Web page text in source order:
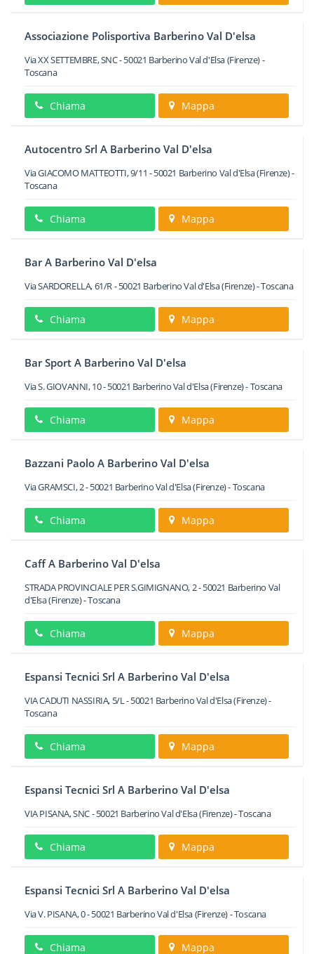
Associazione Polisportiva Barberino Val D'elsa
Via XX SETTEMBRE, SNC-50021 Barberino Val d'Elsa(Firenze) -
Toscana
Chiama Mappa
Autocentro Srl A Barberino Val D'elsa
Via GIACOMO MATTEOTTI, 9/11 -50021 Barberino Val d'Elsa(Firenze) -
Toscana
Chiama Mappa
Bar A Barberino Val D'elsa
Via SARDORELLA, 61/R-50021 Barberino Val d'Elsa(Firenze) -Toscana
Chiama Mappa
Bar Sport A Barberino Val D'elsa
Via S. GIOVANNI, 10-50021 Barberino Val d'Elsa(Firenze) -Toscana
Chiama Mappa
Bazzani Paolo A Barberino Val D'elsa
Via GRAMSCI, 2-50021 Barberino Val d'Elsa(Firenze) -Toscana
Chiama Mappa
Caff A Barberino Val D'elsa
STRADA PROVINCIALE PER S.GIMIGNANO, 2-50021 Barberino Val
d'Elsa(Firenze) -Toscana
Chiama Mappa
Espansi Tecnici Srl A Barberino Val D'elsa
VIA CADUTI NASSIRIA, 5/L-50021 Barberino Val d'Elsa(Firenze) -
Toscana
Chiama Mappa
Espansi Tecnici Srl A Barberino Val D'elsa
VIA PISANA, SNC-50021 Barberino Val d'Elsa(Firenze) -Toscana
Chiama Mappa
Espansi Tecnici Srl A Barberino Val D'elsa
Via V. PISANA, 0-50021 Barberino Val d'Elsa(Firenze) -Toscana
Chiama Mappa